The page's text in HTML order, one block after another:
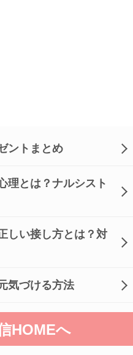
ントまとめ
理とは？ナルシスト
しい接し方とは？対
気づける方法
HOMEへ